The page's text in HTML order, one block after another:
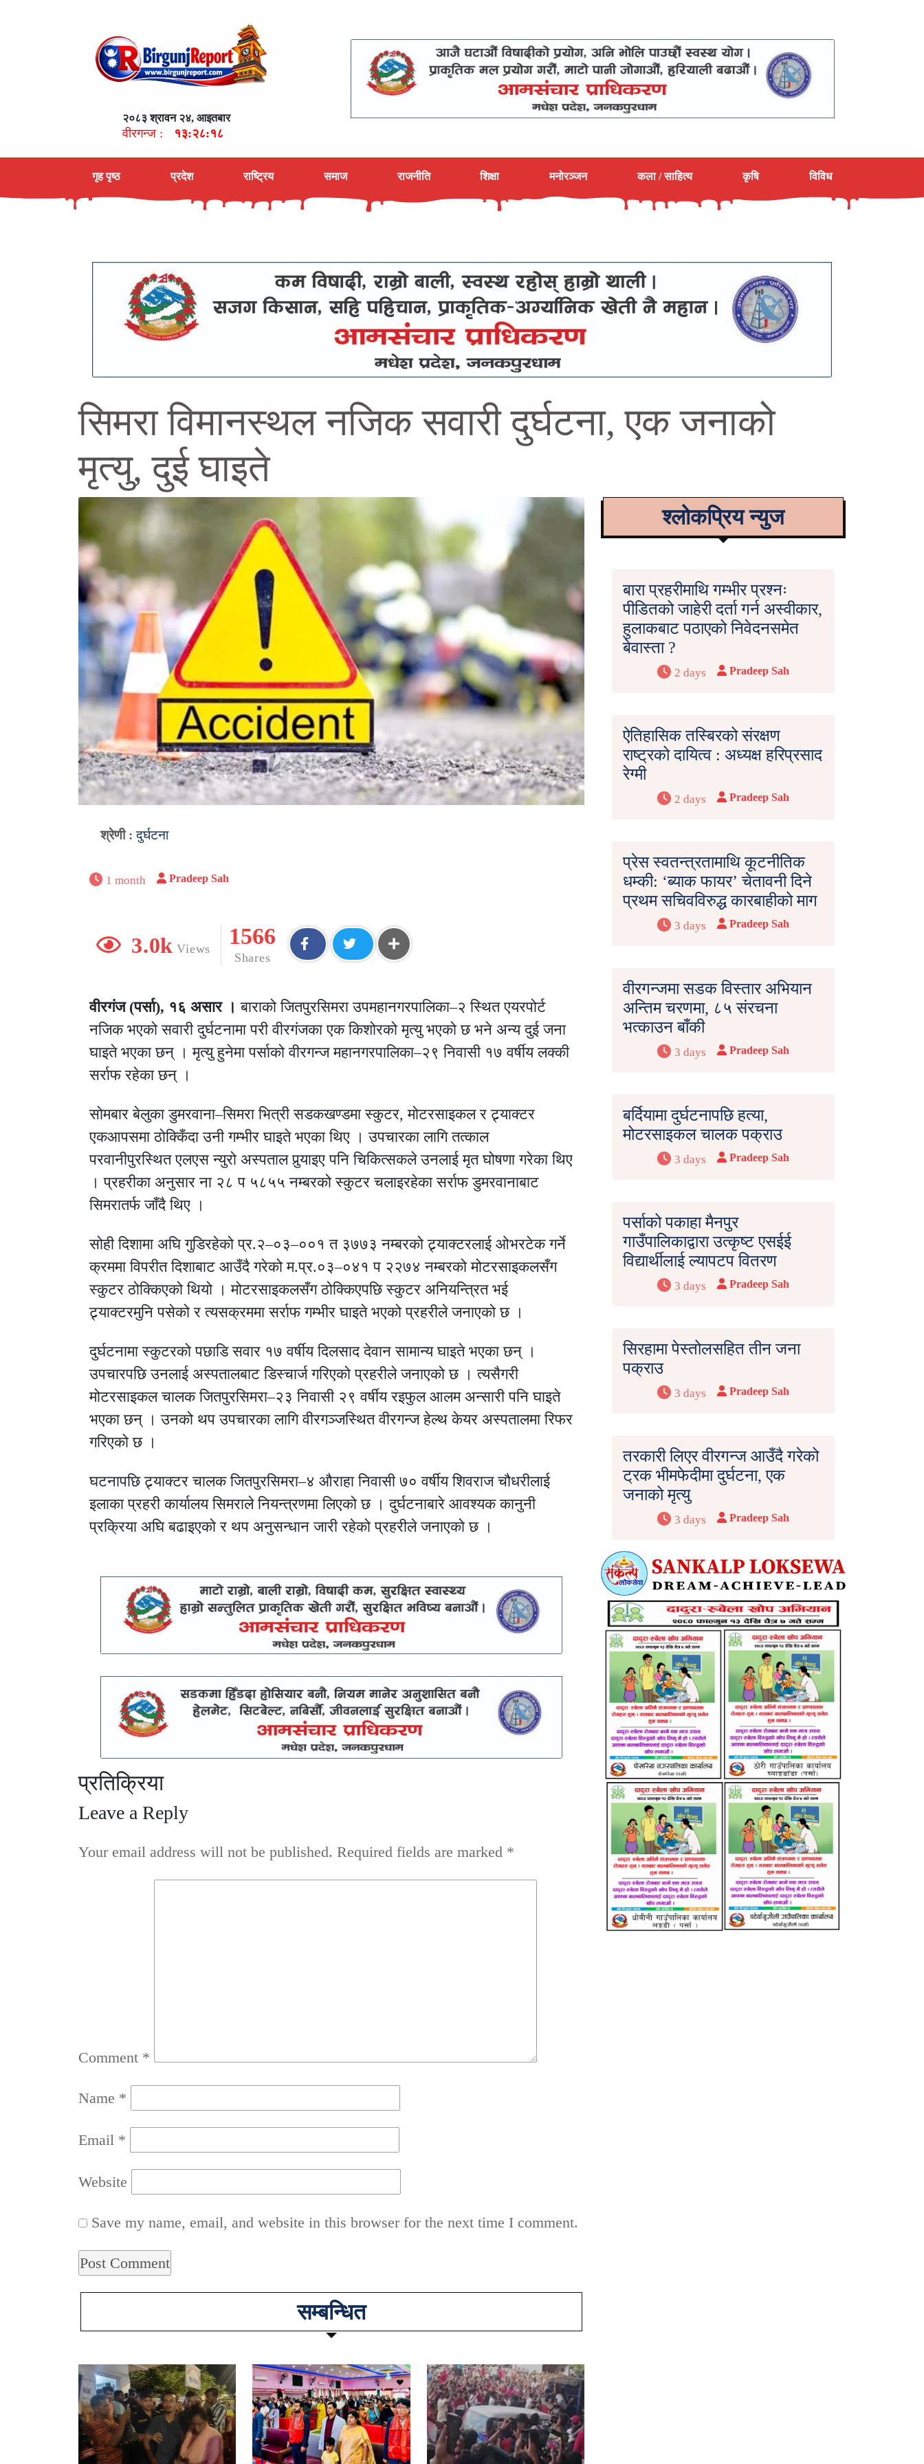
२०८३ श्रावन २४, आइतबार
वीरगन्ज : १३:२८:१९
गृह पृष्ठ प्रदेश राष्ट्रिय समाज राजनीति शिक्षा मनोरञ्जन कला / साहित्य कृषि विविध
सिमरा विमानस्थल नजिक सवारी दुर्घटना, एक जनाको
मृत्यु, दुई घाइते
श्रेणी :दुर्घटना
1 month Pradeep Sah
3.0k Views
1566
Shares
वीरगंज (पर्सा), १६ असार । बाराको जितपुरसिमरा उपमहानगरपालिका–२ स्थित एयरपोर्ट
नजिक भएको सवारी दुर्घटनामा परी वीरगंजका एक किशोरको मृत्यु भएको छ भने अन्य दुई जना
घाइते भएका छन् । मृत्यु हुनेमा पर्साको वीरगन्ज महानगरपालिका–२९ निवासी १७ वर्षीय लक्की
सर्राफ रहेका छन् ।
सोमबार बेलुका डुमरवाना–सिमरा भित्री सडकखण्डमा स्कुटर, मोटरसाइकल र ट्र्याक्टर
एकआपसमा ठोक्किँदा उनी गम्भीर घाइते भएका थिए । उपचारका लागि तत्काल
परवानीपुरस्थित एलएस न्युरो अस्पताल पुर्‍याइए पनि चिकित्सकले उनलाई मृत घोषणा गरेका थिए
। प्रहरीका अनुसार ना २८ प ५८५५ नम्बरको स्कुटर चलाइरहेका सर्राफ डुमरवानाबाट
सिमरातर्फ जाँदै थिए ।
सोही दिशामा अघि गुडिरहेको प्र.२–०३–००१ त ३७७३ नम्बरको ट्र्याक्टरलाई ओभरटेक गर्ने
क्रममा विपरीत दिशाबाट आउँदै गरेको म.प्र.०३–०४१ प २२७४ नम्बरको मोटरसाइकलसँग
स्कुटर ठोक्किएको थियो । मोटरसाइकलसँग ठोक्किएपछि स्कुटर अनियन्त्रित भई
ट्र्याक्टरमुनि पसेको र त्यसक्रममा सर्राफ गम्भीर घाइते भएको प्रहरीले जनाएको छ ।
दुर्घटनामा स्कुटरको पछाडि सवार १७ वर्षीय दिलसाद देवान सामान्य घाइते भएका छन् ।
उपचारपछि उनलाई अस्पतालबाट डिस्चार्ज गरिएको प्रहरीले जनाएको छ । त्यसैगरी
मोटरसाइकल चालक जितपुरसिमरा–२३ निवासी २९ वर्षीय रइफुल आलम अन्सारी पनि घाइते
भएका छन् । उनको थप उपचारका लागि वीरगञ्जस्थित वीरगन्ज हेल्थ केयर अस्पतालमा रिफर
गरिएको छ ।
घटनापछि ट्र्याक्टर चालक जितपुरसिमरा–४ औराहा निवासी ७० वर्षीय शिवराज चौधरीलाई
इलाका प्रहरी कार्यालय सिमराले नियन्त्रणमा लिएको छ । दुर्घटनाबारे आवश्यक कानुनी
प्रक्रिया अघि बढाइएको र थप अनुसन्धान जारी रहेको प्रहरीले जनाएको छ ।
प्रतिक्रिया
Leave a Reply
Your email address will not be published. Required fields are marked *
Comment *
Name *
Email *
Website
Save my name, email, and website in this browser for the next time I comment.
सम्बन्धित
श्लोकप्रिय न्युज
बारा प्रहरीमाथि गम्भीर प्रश्नः
पीडितको जाहेरी दर्ता गर्न अस्वीकार,
हुलाकबाट पठाएको निवेदनसमेत
बेवास्ता ?
2 days Pradeep Sah
ऐतिहासिक तस्बिरको संरक्षण
राष्ट्रको दायित्व : अध्यक्ष हरिप्रसाद
रेग्मी
2 days Pradeep Sah
प्रेस स्वतन्त्रतामाथि कूटनीतिक
धम्की: ‘ब्याक फायर’ चेतावनी दिने
प्रथम सचिवविरुद्ध कारबाहीको माग
3 days Pradeep Sah
वीरगन्जमा सडक विस्तार अभियान
अन्तिम चरणमा, ८५ संरचना
भत्काउन बाँकी
3 days Pradeep Sah
बर्दियामा दुर्घटनापछि हत्या,
मोटरसाइकल चालक पक्राउ
3 days Pradeep Sah
पर्साको पकाहा मैनपुर
गाउँपालिकाद्वारा उत्कृष्ट एसईई
विद्यार्थीलाई ल्यापटप वितरण
3 days Pradeep Sah
सिरहामा पेस्तोलसहित तीन जना
पक्राउ
3 days Pradeep Sah
तरकारी लिएर वीरगन्ज आउँदै गरेको
ट्रक भीमफेदीमा दुर्घटना, एक
जनाको मृत्यु
3 days Pradeep Sah